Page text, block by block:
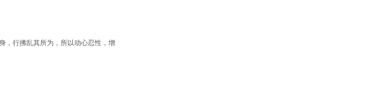
，行拂乱其所为，所以动心忍性，增